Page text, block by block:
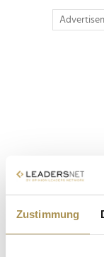
Zustimmung